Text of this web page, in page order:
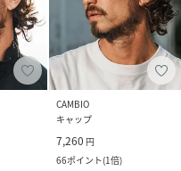
CAMBIO
キャップ
7,260 円
66ポイント(1倍)